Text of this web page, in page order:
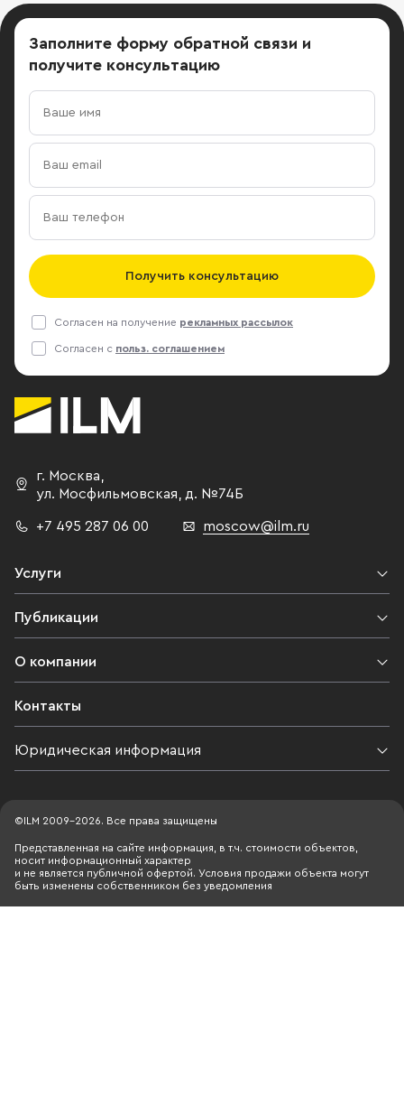
Заполните форму обратной связи и
получите консультацию
Получить консультацию
Согласен на получение рекламных рассылок
Согласен с польз. соглашением
г. Москва,
ул. Мосфильмовская, д. №74Б
+7 495 287 06 00 moscow@ilm.ru
Услуги
Публикации
О компании
Контакты
Юридическая информация
©ILM 2009-2026. Все права защищены
Представленная на сайте информация, в т.ч. стоимости объектов,
носит информационный характер
и не является публичной офертой. Условия продажи объекта могут
быть изменены собственником без уведомления